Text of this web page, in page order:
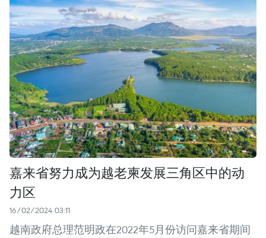
嘉来省努力成为越老柬发展三角区中的动
力区
16/02/2024 03:11
越南政府总理范明政在2022年5月份访问嘉来省期间